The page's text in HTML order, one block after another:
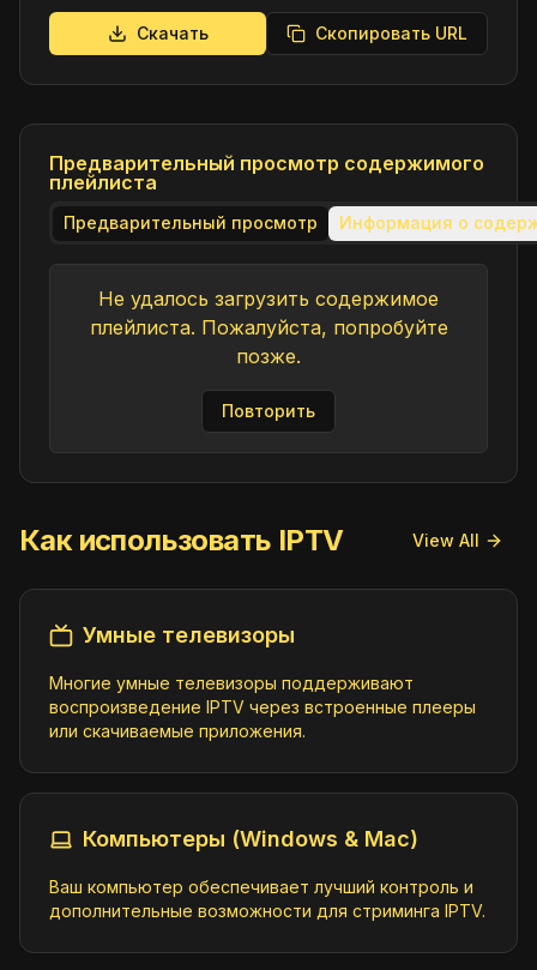
Скачать Скопировать URL
Предварительный просмотр содержимого
плейлиста
Предварительный просмотр Информация о
Не удалось загрузить содержимое
плейлиста. Пожалуйста, попробуйте
позже.
Повторить
Как использовать IPTV View All
Умные телевизоры
Многие умные телевизоры поддерживают
воспроизведение IPTV через встроенные плееры
или скачиваемые приложения.
Компьютеры (Windows & Mac)
Ваш компьютер обеспечивает лучший контроль и
дополнительные возможности для стриминга IPTV.